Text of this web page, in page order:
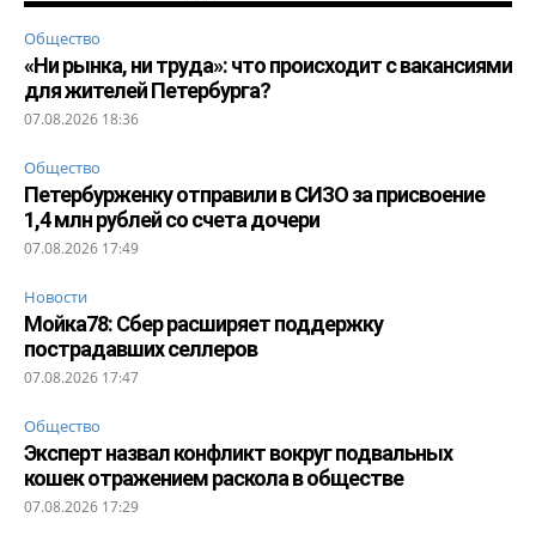
Общество
«Ни рынка, ни труда»: что происходит с вакансиями
для жителей Петербурга?
07.08.2026 18:36
Общество
Петербурженку отправили в СИЗО за присвоение
1,4 млн рублей со счета дочери
07.08.2026 17:49
Новости
Мойка78: Сбер расширяет поддержку
пострадавших селлеров
07.08.2026 17:47
Общество
Эксперт назвал конфликт вокруг подвальных
кошек отражением раскола в обществе
07.08.2026 17:29